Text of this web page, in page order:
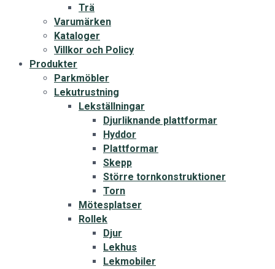
Trä
Varumärken
Kataloger
Villkor och Policy
Produkter
Parkmöbler
Lekutrustning
Lekställningar
Djurliknande plattformar
Hyddor
Plattformar
Skepp
Större tornkonstruktioner
Torn
Mötesplatser
Rollek
Djur
Lekhus
Lekmobiler